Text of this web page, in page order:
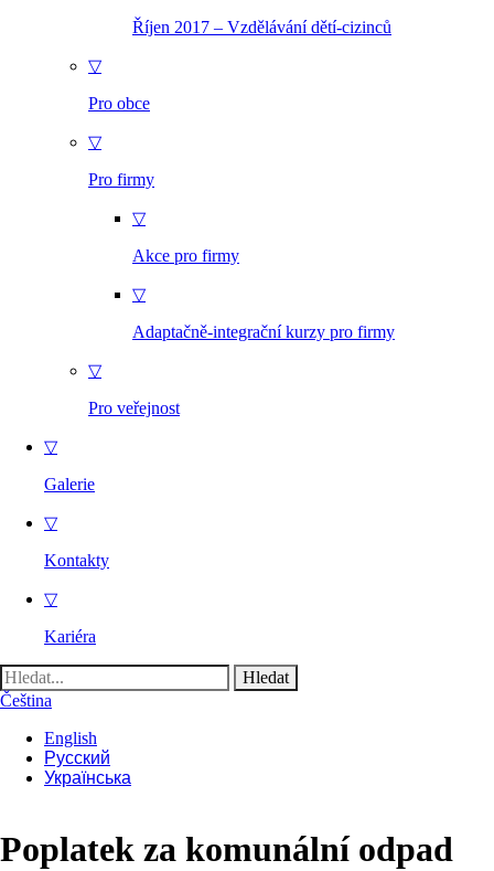
Říjen 2017 – Vzdělávání dětí-cizinců
▽
Pro obce
▽
Pro firmy
▽
Akce pro firmy
▽
Adaptačně-integrační kurzy pro firmy
▽
Pro veřejnost
▽
Galerie
▽
Kontakty
▽
Kariéra
Vyhledávání
Čeština
English
Русский
Українська
Poplatek za komunální odpad